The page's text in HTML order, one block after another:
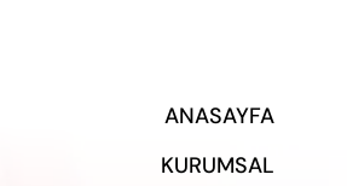
ANASAYFA
KURUMSAL